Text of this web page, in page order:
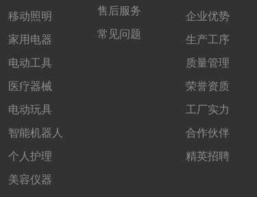
移动照明
家用电器
电动工具
医疗器械
电动玩具
智能机器人
个人护理
美容仪器
售后服务
常见问题
企业优势
生产工序
质量管理
荣誉资质
工厂实力
合作伙伴
精英招聘